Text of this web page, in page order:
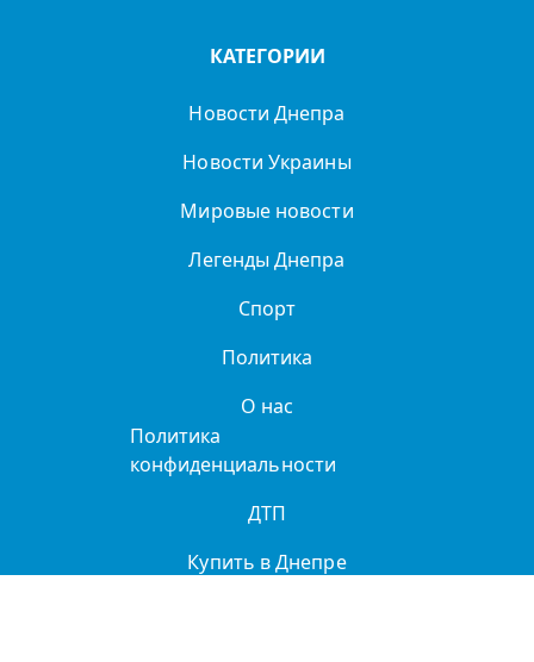
КАТЕГОРИИ
Новости Днепра
Новости Украины
Мировые новости
Легенды Днепра
Спорт
Политика
О нас
Политика
конфиденциальности
ДТП
Купить в Днепре